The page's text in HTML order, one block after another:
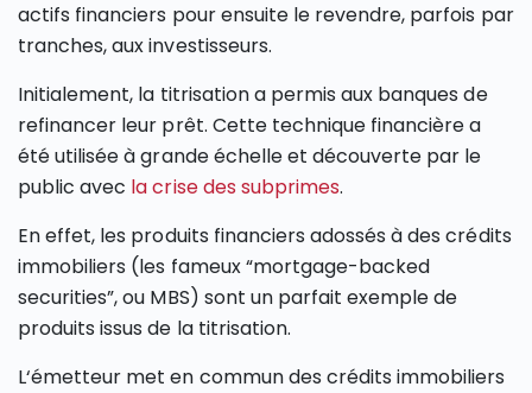
actifs financiers pour ensuite le revendre, parfois par
tranches, aux investisseurs.
Initialement, la titrisation a permis aux banques de
refinancer leur prêt. Cette technique financière a
été utilisée à grande échelle et découverte par le
public avec la crise des subprimes.
En effet, les produits financiers adossés à des crédits
immobiliers (les fameux “mortgage-backed
securities”, ou MBS) sont un parfait exemple de
produits issus de la titrisation.
L‘émetteur met en commun des crédits immobiliers